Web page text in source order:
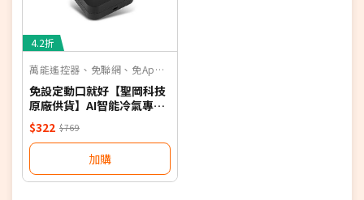
4.2折
萬能遙控器、免聯網、免App、聲控
免設定動口就好【聖岡科技
原廠供貨】AI智能冷氣專用
語音遙控器 保固一年 適用對
應廠牌 NB
$322 $769
加購